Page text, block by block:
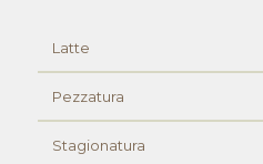
Latte
Pezzatura
Stagionatura